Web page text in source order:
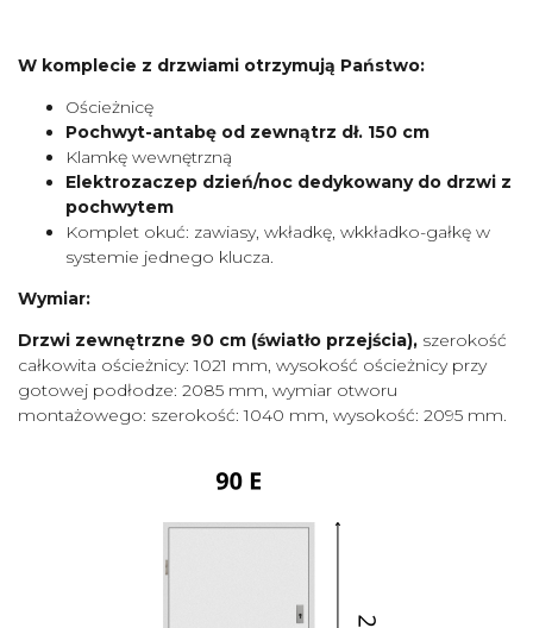
W komplecie z drzwiami otrzymują Państwo:
Ościeżnicę
Pochwyt-antabę od zewnątrz dł. 150 cm
Klamkę wewnętrzną
Elektrozaczep dzień/noc dedykowany do drzwi z
pochwytem
Komplet okuć: zawiasy, wkładkę, wkkładko-gałkę w
systemie jednego klucza.
Wymiar:
Drzwi zewnętrzne 90 cm (światło przejścia), szerokość
całkowita ościeżnicy: 1021 mm, wysokość ościeżnicy przy
gotowej podłodze: 2085 mm, wymiar otworu
montażowego: szerokość: 1040 mm, wysokość: 2095 mm.